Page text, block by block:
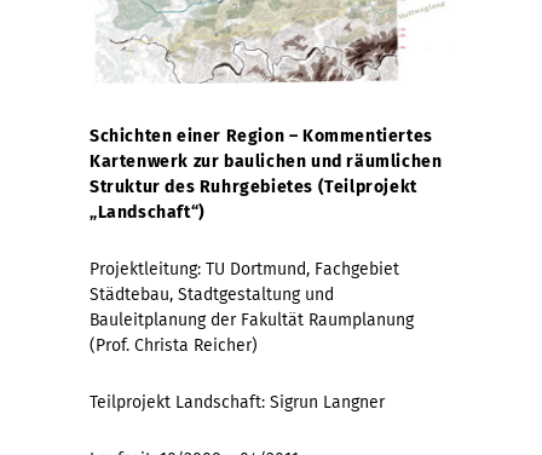
Schichten einer Region – Kommentiertes
Kartenwerk zur baulichen und räumlichen
Struktur des Ruhrgebietes (Teilprojekt
„Landschaft“)
Projektleitung: TU Dortmund, Fachgebiet
Städtebau, Stadtgestaltung und
Bauleitplanung der Fakultät Raumplanung
(Prof. Christa Reicher)
Teilprojekt Landschaft: Sigrun Langner